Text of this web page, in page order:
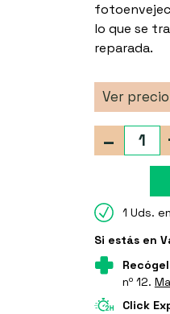
lo que se
reparada.
Ver precio
-
1 Uds.
Si estás en
nº 12.
Click